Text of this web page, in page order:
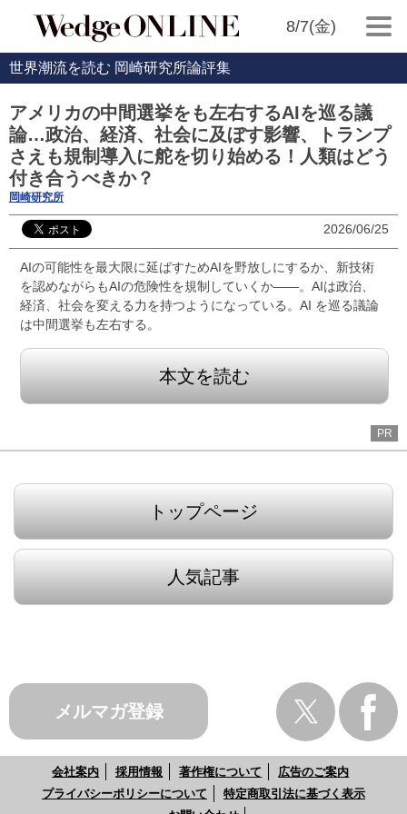
8/7(金)
世界潮流を読む 岡崎研究所論評集
アメリカの中間選挙をも左右するAIを巡る議
論…政治、経済、社会に及ぼす影響、トランプ
さえも規制導入に舵を切り始める！人類はどう
付き合うべきか？
岡崎研究所
2026/06/25
AIの可能性を最大限に延ばすためAIを野放しにするか、新技術
を認めながらもAIの危険性を規制していくか――。AIは政治、
経済、社会を変える力を持つようになっている。AI を巡る議論
は中間選挙も左右する。
本文を読む
PR
トップページ
人気記事
メルマガ登録
会社案内 採用情報 著作権について
広告のご案内
プライバシーポリシーについて
特定商取引法に基づく表示